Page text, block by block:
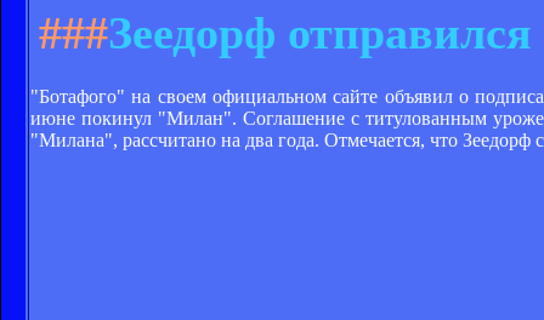
###Зеедорф
"Ботафого" на своем официальном сайте объявил о
июне покинул "Милан". Соглашение с титулованным
"Милана", рассчитано на два года. Отмечается, что